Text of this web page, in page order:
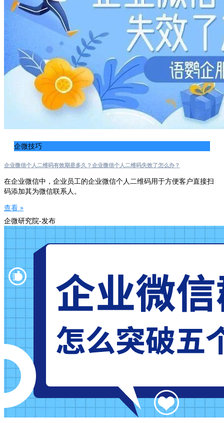
企微技巧
企业微信个人二维码有效期是多久？企业微信个人二维码失效了怎么办？
在企业微信中，企业员工的企业微信个人二维码用于方便客户直接扫
码添加其为微信联系人。
查看 »
企微研究院-发布